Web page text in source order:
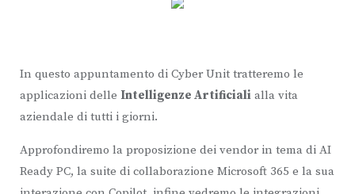
In questo appuntamento di Cyber Unit tratteremo le
applicazioni delle Intelligenze Artificiali alla vita
aziendale di tutti i giorni.
Approfondiremo la proposizione dei vendor in tema di AI
Ready PC, la suite di collaborazione Microsoft 365 e la sua